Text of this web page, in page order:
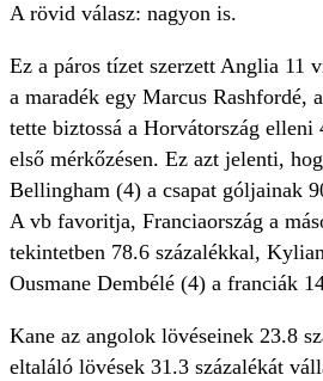
A rövid válasz: nagyon is.
Ez a páros tízet szerzett Anglia 11
a maradék egy Marcus Rashfordé,
tette biztossá a Horvátország elleni
első mérkőzésen. Ez azt jelenti,
Bellingham (4) a csapat góljainak
A vb favoritja, Franciaország a
tekintetben 78.6 százalékkal,
Ousmane Dembélé (4) a franciák
Kane az angolok lövéseinek 23.8
eltaláló lövések 31.3 százalékát